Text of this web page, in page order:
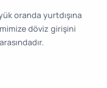
oranda yurtdışına
döviz girişini